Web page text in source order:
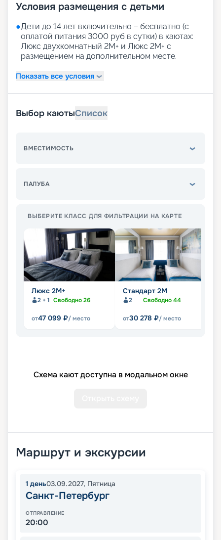
Условия размещения с детьми
●Дети до 14 лет включительно – бесплатно (с
оплатой питания 3000 руб в сутки) в каютах:
Люкс двухкомнатный 2М+ и Люкс 2М+ с
размещением на дополнительном месте.
Показать все условия
Выбор каютыСписок
ВМЕСТИМОСТЬ
ПАЛУБА
ВЫБЕРИТЕ КЛАСС ДЛЯ ФИЛЬТРАЦИИ НА КАРТЕ
Люкс 2М+
2 + 1 Свободно26
от47 099 ₽/ место
Стандарт 2M
2 Свободно44
от30 278 ₽/ место
Схема кают доступна в модальном окне
Маршрут и экскурсии
1 день03.09.2027, Пятница
Санкт-Петербург
ОТПРАВЛЕНИЕ
20:00